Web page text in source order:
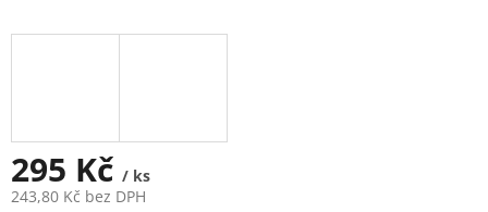
295 Kč / ks
243,80 Kč bez DPH